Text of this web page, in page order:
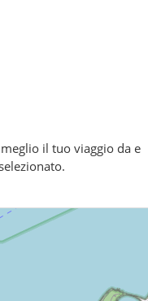
il tuo viaggio da e